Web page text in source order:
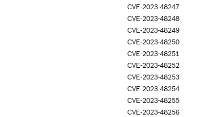
CVE-2023-48247
CVE-2023-48248
CVE-2023-48249
CVE-2023-48250
CVE-2023-48251
CVE-2023-48252
CVE-2023-48253
CVE-2023-48254
CVE-2023-48255
CVE-2023-48256